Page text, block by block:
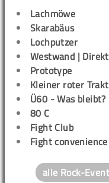
Lachmöwe
Skarabäus
Lochputzer
Westwand |
Prototype
Kleiner roter
Ü60 - Was bleibt?
80 C
Fight Club
Fight convenience
alle Rock-